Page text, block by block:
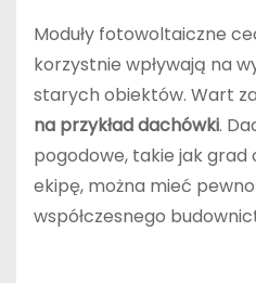
Moduły fotowoltaiczne
korzystnie wpływają na
starych obiektów. Wart
na przykład dachówki.
pogodowe, takie jak
ekipę, można mieć
współczesnego